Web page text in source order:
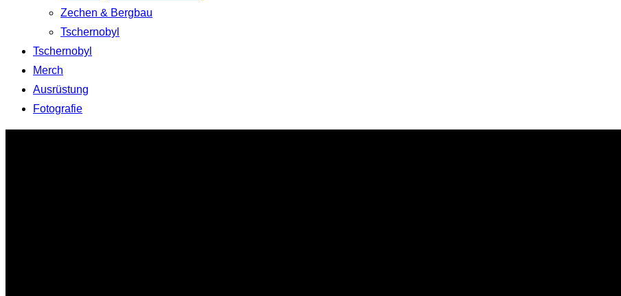
Zechen & Bergbau
Tschernobyl
Tschernobyl
Merch
Ausrüstung
Fotografie